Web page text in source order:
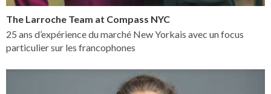
The Larroche Team at Compass NYC
25 ans d’expérience du marché New Yorkais avec un focus
particulier sur les francophones